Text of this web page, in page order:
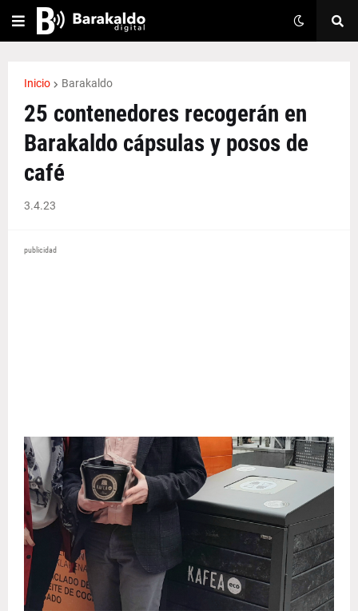
Inicio Barakaldo
25 contenedores recogerán en
Barakaldo cápsulas y posos de
café
3.4.23
publicidad